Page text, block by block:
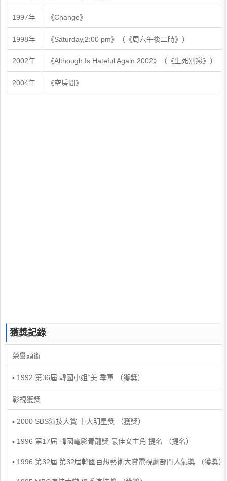
1997年 《Change》
1998年 《Saturday,2:00 pm》（《周六午後二時》）
2002年 《Although Is Hateful Again 2002》（《生死別戀》）
2004年 《空房間》
獲獎記錄
榮譽頭銜
▪ 1992 第36屆 韓國小姐“美”季軍 （獲獎）
影視獲獎
▪ 2000 SBS演技大賞 十大明星獎 （獲獎）
▪ 1996 第17屆 韓國電影青龍獎 最佳女主角 提名 （提名）
▪ 1996 第32屆 第32屆韓國百想藝術大賞電視劇部門人氣獎 （獲獎）